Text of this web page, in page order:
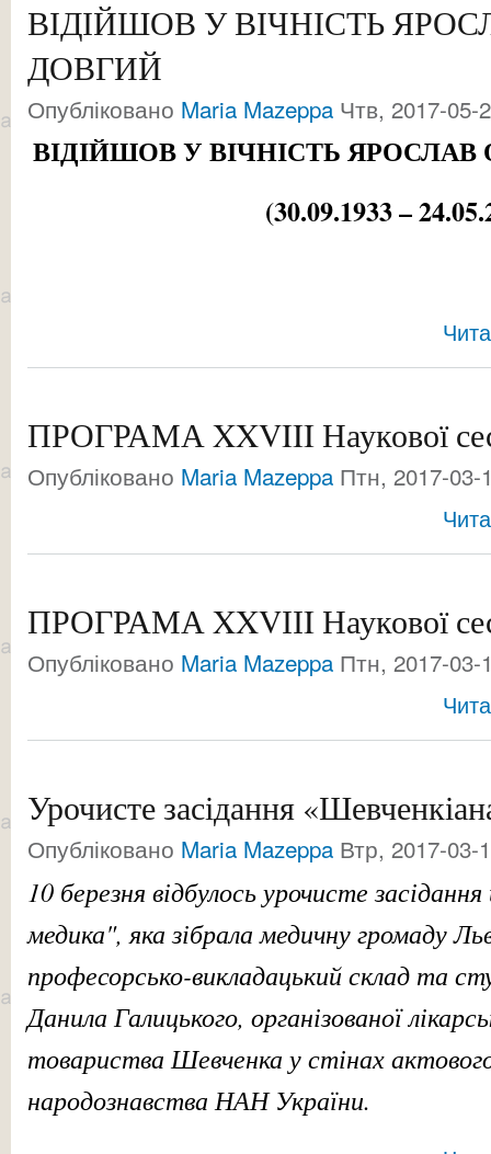
ВІДІЙШОВ У ВІЧНІСТЬ
ДОВГИЙ
Опубліковано Maria Mazeppa Чтв, 2017-05-
ВІДІЙШОВ У ВІЧНІСТЬ
(30.09.1933 –
ПРОГРАМА XXVIII Наукової
Опубліковано Maria Mazeppa Птн, 2017-03-
ПРОГРАМА XXVІІI Наукової
Опубліковано Maria Mazeppa Птн, 2017-03-
Урочисте засідання
Опубліковано Maria Mazeppa Втр, 2017-03-
10 березня відбулось урочисте
медика", яка зібрала медичну громаду
професорсько-викладацький склад та
Данила Галицького, організованої
товариства Шевченка у стінах
народознавства НАН України.